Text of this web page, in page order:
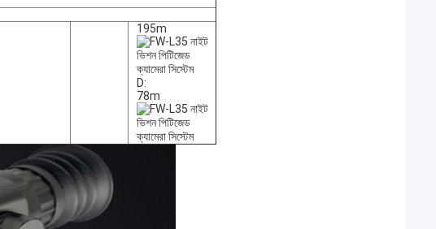
195m
D:
78m